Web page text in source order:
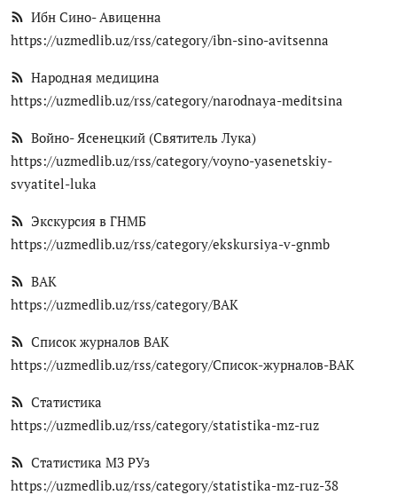
Ибн Сино- Авиценна
https://uzmedlib.uz/rss/category/ibn-sino-avitsenna
Народная медицина
https://uzmedlib.uz/rss/category/narodnaya-meditsina
Войно- Ясенецкий (Святитель Лука)
https://uzmedlib.uz/rss/category/voyno-yasenetskiy-
svyatitel-luka
Экскурсия в ГНМБ
https://uzmedlib.uz/rss/category/ekskursiya-v-gnmb
ВАК
https://uzmedlib.uz/rss/category/ВАК
Список журналов ВАК
https://uzmedlib.uz/rss/category/Список-журналов-ВАК
Статистика
https://uzmedlib.uz/rss/category/statistika-mz-ruz
Статистика МЗ РУз
https://uzmedlib.uz/rss/category/statistika-mz-ruz-38